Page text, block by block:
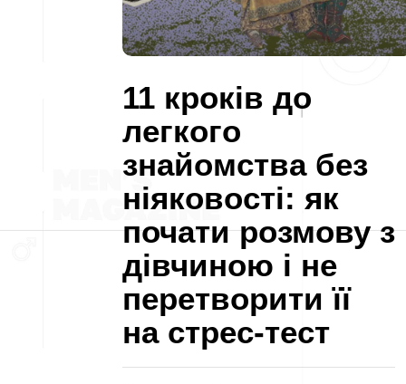
11 кроків до
легкого
знайомства без
ніяковості: як
почати розмову з
дівчиною і не
перетворити її
на стрес-тест